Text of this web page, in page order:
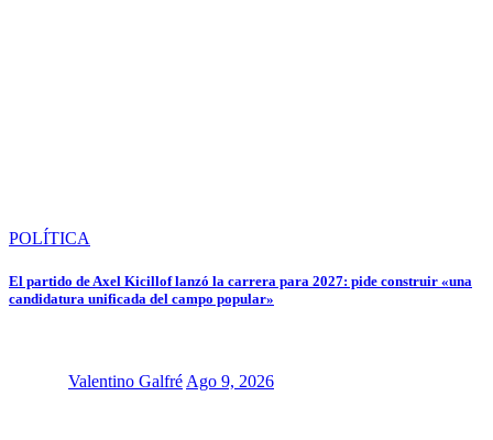
POLÍTICA
El partido de Axel Kicillof lanzó la carrera para 2027: pide construir «una
candidatura unificada del campo popular»
Valentino GalfréAgo 9, 2026